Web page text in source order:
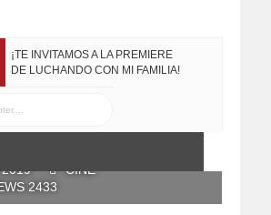
¡TE INVITAMOS A LA PREMIERE
DE LUCHANDO CON MI FAMILIA!
REGALA EL COMPILADO
#ELRECOMENDADOVOL4
CINE
2433